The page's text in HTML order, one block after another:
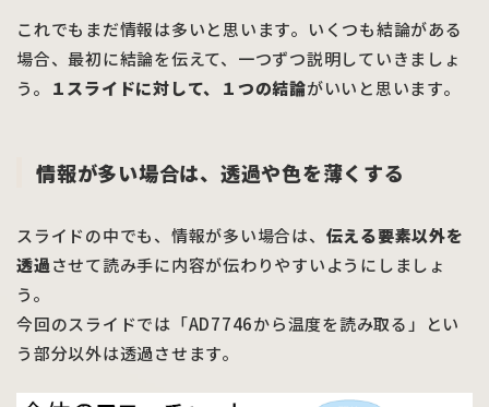
これでもまだ情報は多いと思います。いくつも結論がある
場合、最初に結論を伝えて、一つずつ説明していきましょ
う。
１スライドに対して、１つの結論がいいと思います。
情報が多い場合は、透過や色を薄くする
スライドの中でも、情報が多い場合は、 伝える要素以外を
透過させて読み手に内容が伝わりやすいようにしましょ
う。
今回のスライドでは「AD7746から温度を読み取る」とい
う部分以外は透過させます。